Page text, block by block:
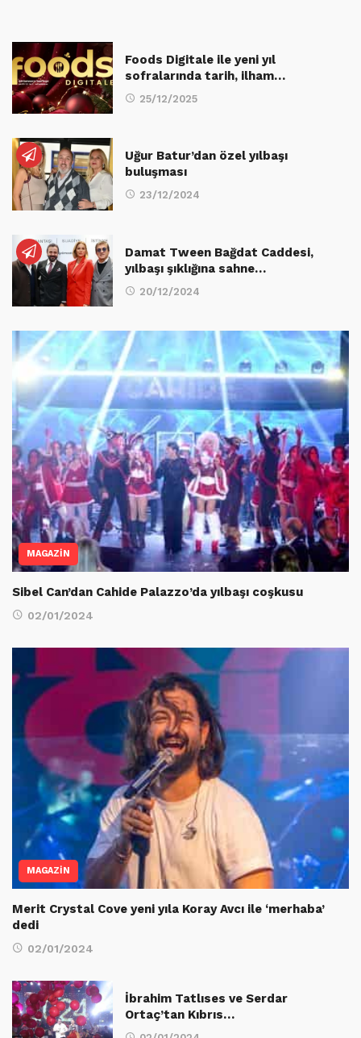
Foods Digitale ile yeni yıl
sofralarında tarih, ilham…
25/12/2025
Uğur Batur’dan özel yılbaşı
buluşması
23/12/2024
Damat Tween Bağdat Caddesi,
yılbaşı şıklığına sahne…
20/12/2024
MAGAZİN
Sibel Can’dan Cahide Palazzo’da yılbaşı coşkusu
02/01/2024
MAGAZİN
Merit Crystal Cove yeni yıla Koray Avcı ile ‘merhaba’
dedi
02/01/2024
İbrahim Tatlıses ve Serdar
Ortaç’tan Kıbrıs…